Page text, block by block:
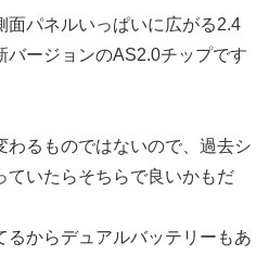
面パネルいっぱいに広がる2.4
バージョンのAS2.0チップです
わるものではないので、過去シ
ていたらそちらで良いかもだ
るからデュアルバッテリーもあ